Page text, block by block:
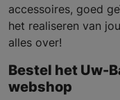
accessoires, goed
het realiseren van
alles over!
Bestel het Uw-
webshop